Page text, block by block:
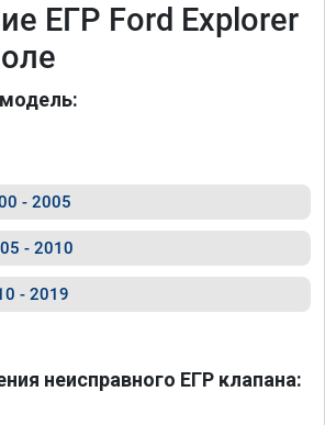
ЕГР Ford Explorer
- 2005
- 2010
- 2019
неисправного ЕГР клапана: